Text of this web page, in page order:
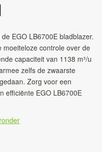
EGO LB6700E bladblazer.
moeiteloze controle over de
capaciteit van 1138 m³/u
zelfs de zwaarste
Zorg voor een
efficiënte EGO LB6700E